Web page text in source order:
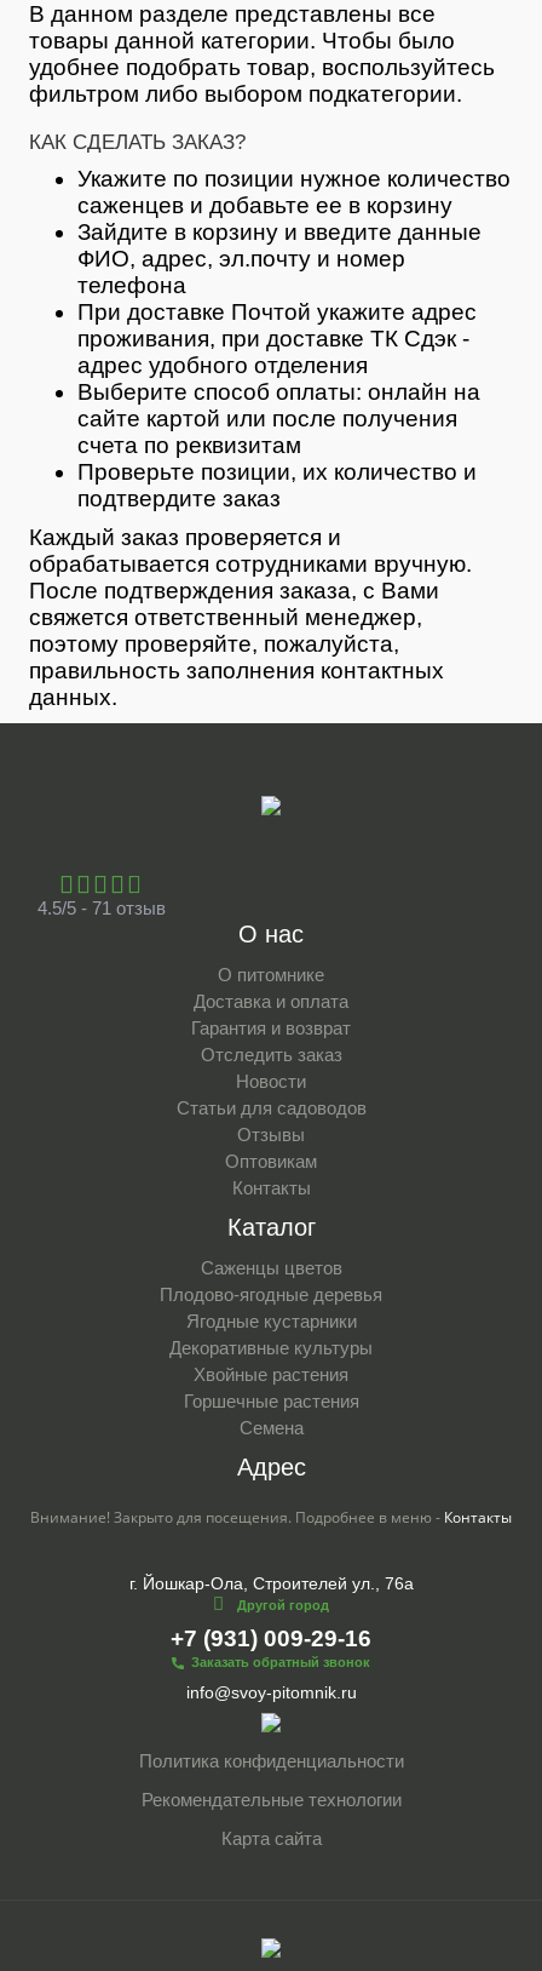
В данном разделе представлены все
товары данной категории. Чтобы было
удобнее подобрать товар, воспользуйтесь
фильтром либо выбором подкатегории.
КАК СДЕЛАТЬ ЗАКАЗ?
Укажите по позиции нужное количество
саженцев и добавьте ее в корзину
Зайдите в корзину и введите данные
ФИО, адрес, эл.почту и номер
телефона
При доставке Почтой укажите адрес
проживания, при доставке ТК Сдэк -
адрес удобного отделения
Выберите способ оплаты: онлайн на
сайте картой или после получения
счета по реквизитам
Проверьте позиции, их количество и
подтвердите заказ
Каждый заказ проверяется и
обрабатывается сотрудниками вручную.
После подтверждения заказа, с Вами
свяжется ответственный менеджер,
поэтому проверяйте, пожалуйста,
правильность заполнения контактных
данных.
4.5/5 - 71 отзыв
О нас
О питомнике
Доставка и оплата
Гарантия и возврат
Отследить заказ
Новости
Статьи для садоводов
Отзывы
Оптовикам
Контакты
Каталог
Саженцы цветов
Плодово-ягодные деревья
Ягодные кустарники
Декоративные культуры
Хвойные растения
Горшечные растения
Семена
Адрес
Внимание! Закрыто для посещения. Подробнее в меню - Контакты
г. Йошкар-Ола, Строителей ул., 76а
Другой город
+7 (931) 009-29-16
Заказать обратный звонок
info@svoy-pitomnik.ru
Политика конфиденциальности
Рекомендательные технологии
Карта сайта